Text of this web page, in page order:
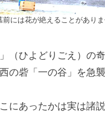
前には花が絶えることがあり
（ひよどりごえ）の
の砦「一の谷」を急
にあったかは実は諸